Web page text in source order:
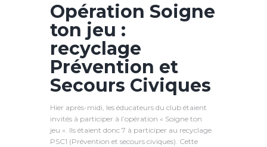
Opération Soigne
ton jeu :
recyclage
Prévention et
Secours Civiques
Hier après-midi, les éducateurs du club étaient
invités à participer à l’opération « Soigne ton
jeu ». Ils étaient donc 7 à participer au recyclage
PSC1 (Prévention et secours civiques). Cette